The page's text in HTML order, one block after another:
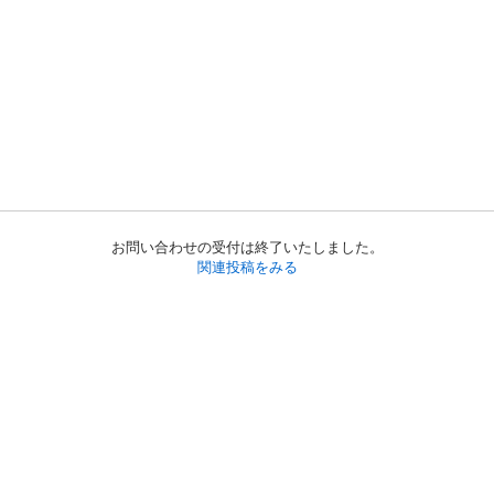
お問い合わせの受付は終了いたしました。
関連投稿をみる